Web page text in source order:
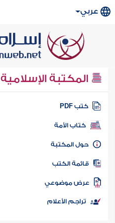
عربي
المكتبة الإسلامية
كتب PDF
كتاب الأمة
المكتبة
الكتب
موضوعي